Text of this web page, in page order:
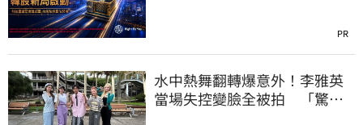
PR
水中熱舞翻轉爆意外！李雅英
當場失控變臉全被拍 「驚人